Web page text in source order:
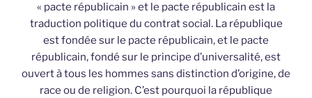
« pacte républicain » et le pacte républicain est la
traduction politique du contrat social. La république
est fondée sur le pacte républicain, et le pacte
républicain, fondé sur le principe d’universalité, est
ouvert à tous les hommes sans distinction d’origine, de
race ou de religion. C’est pourquoi la république